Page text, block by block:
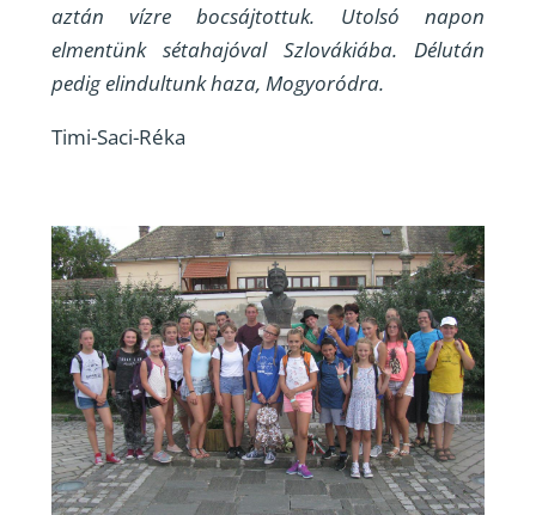
aztán vízre bocsájtottuk. Utolsó napon
elmentünk sétahajóval Szlovákiába. Délután
pedig elindultunk haza, Mogyoródra.
Timi-Saci-Réka